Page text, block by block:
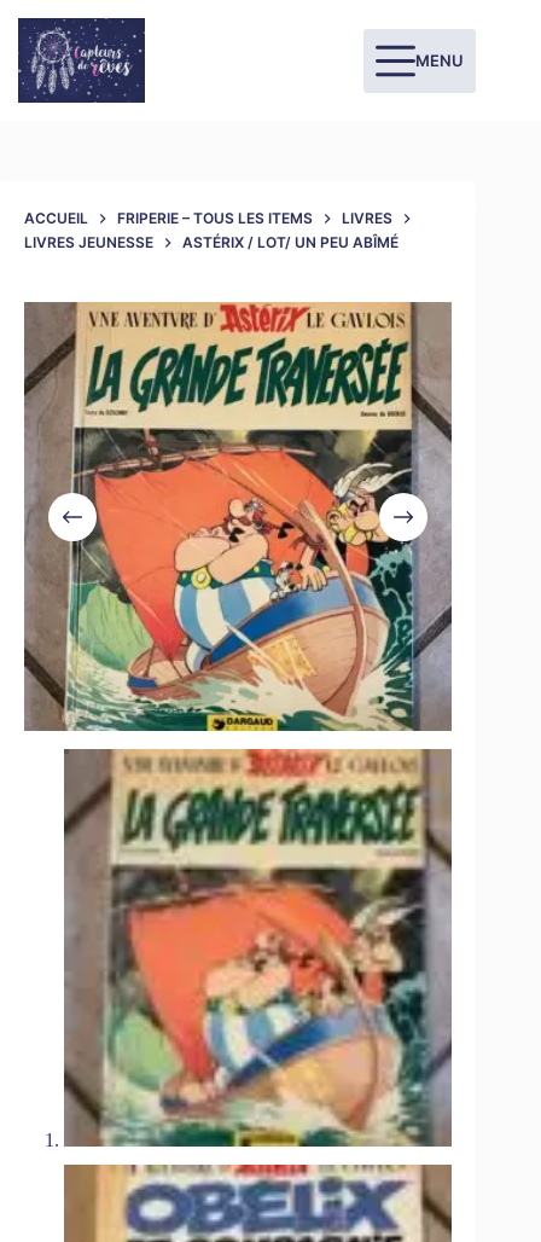
MENU
ACCUEIL FRIPERIE – TOUS LES ITEMS
LIVRES
LIVRES JEUNESSE
ASTÉRIX / LOT/ UN PEU ABÎMÉ